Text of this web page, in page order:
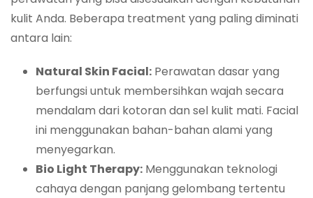
kulit Anda. Beberapa treatment yang paling diminati
antara lain:
Natural Skin Facial: Perawatan dasar yang
berfungsi untuk membersihkan wajah secara
mendalam dari kotoran dan sel kulit mati. Facial
ini menggunakan bahan-bahan alami yang
menyegarkan.
Bio Light Therapy: Menggunakan teknologi
cahaya dengan panjang gelombang tertentu